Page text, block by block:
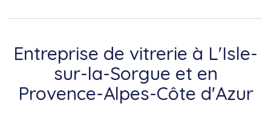
Entreprise de vitrerie à L'Isle-
sur-la-Sorgue et en
Provence-Alpes-Côte d'Azur